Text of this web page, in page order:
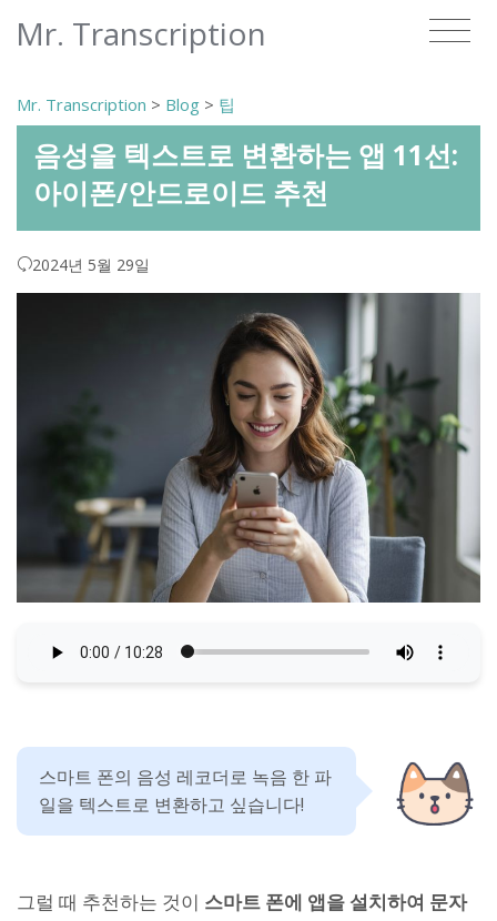
Mr. Transcription
Mr. Transcription > Blog > 팁
음성을 텍스트로 변환하는 앱 11선:
아이폰/안드로이드 추천
2024년 5월 29일
스마트 폰의 음성 레코더로 녹음 한 파
일을 텍스트로 변환하고 싶습니다!
그럴 때 추천하는 것이 스마트 폰에 앱을 설치하여 문자